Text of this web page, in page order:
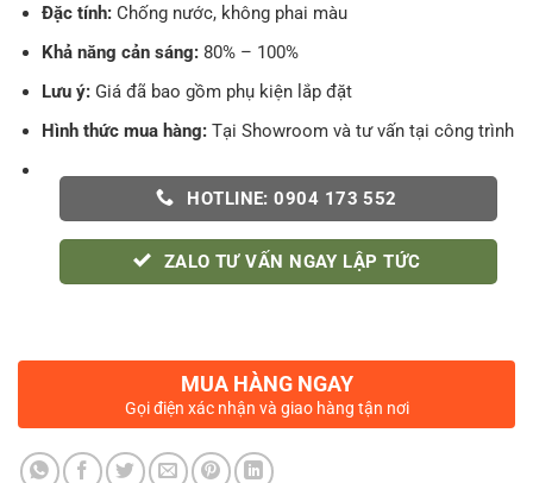
Đặc tính:Chống nước, không phai màu
Khả năng cản sáng:80% – 100%
Lưu ý:Giá đã bao gồm phụ kiện lắp đặt
Hình thức mua hàng:Tại Showroom và tư vấn tại công trình
HOTLINE: 0904 173 552
ZALO TƯ VẤN NGAY LẬP TỨC
MUA HÀNG NGAY
Gọi điện xác nhận và giao hàng tận nơi